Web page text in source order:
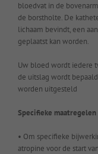
bloedvat in de
de borstholte. De
lichaam bevindt, een
geplaatst kan worden.
Uw bloed wordt iedere
de uitslag wordt
worden uitgesteld
Specifieke maatregelen
• Om specifieke
atropine voor de start